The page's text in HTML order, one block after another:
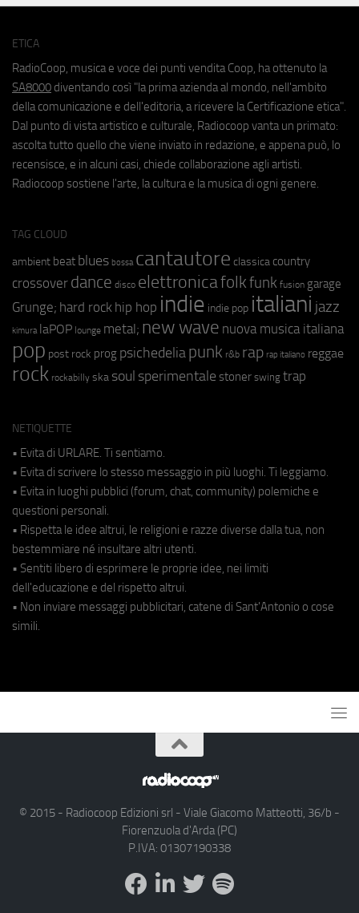
ETICA
RadioCoop, musica e voce dei punti vendita Coop, ha ottenuto la
SA8000 diventando così "la prima azienda al mondo, nell'ambito
della comunicazione e dell'editoria, a ricevere la Certificazione etica".
Dal punto di vista artistico e culturale, Radiocoop vanta un primato:
ascolta tutto quello che viene inviato in redazione, e appena può, lo
recensisce, e in alcuni casi, chiede collaborazione agli artisti.
Radiocoop sostiene l'arte, la cultura e la musica di ogni genere.
TAG CLOUD
ambient beat blues bossa cantautore classica country
crossover dance disco elettronicafolkfunk fusion garage
Grunge; hard rock hip hop indie indie pop italiani jazz
kimura laPOP lounge metal; new wave nuova musica italiana
pop post rock prog psichedeliapunk r&b rap rap italiano reggae
rock rockabilly ska soul sperimentale stoner swing trap
NETIQUETTE
• Evita di URLARE. Ti sentiamo.
• Evita di scrivere lo stesso messaggio in più luoghi. Ti leggiamo.
• Evita in luoghi pubblici (forum, chat, community) polemiche e
questioni personali.
• Rispetta le idee altrui, le religioni e razze diverse dalla tua, non
bestemmiare né insultare altri utenti.
• Sentiti libero di esprimere le proprie idee, nei limiti
dell'educazione e del rispetto altrui.
• Non inviare messaggi pubblicitari, catene di Sant'Antonio o cose
simili.
© 2015 - Radiocoop Edizioni srl - Viale Giacomo Matteotti, 36/b -
Fiorenzuola d'Arda (PC)
P.IVA: 01307190338